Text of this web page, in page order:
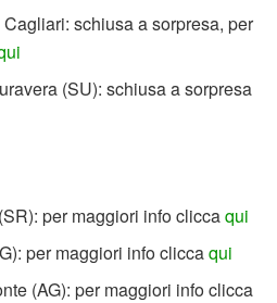
schiusa a sorpresa, per
(SU): schiusa a sorpresa
per maggiori info cliccaqui
per maggiori info cliccaqui
(AG): per maggiori info clicca